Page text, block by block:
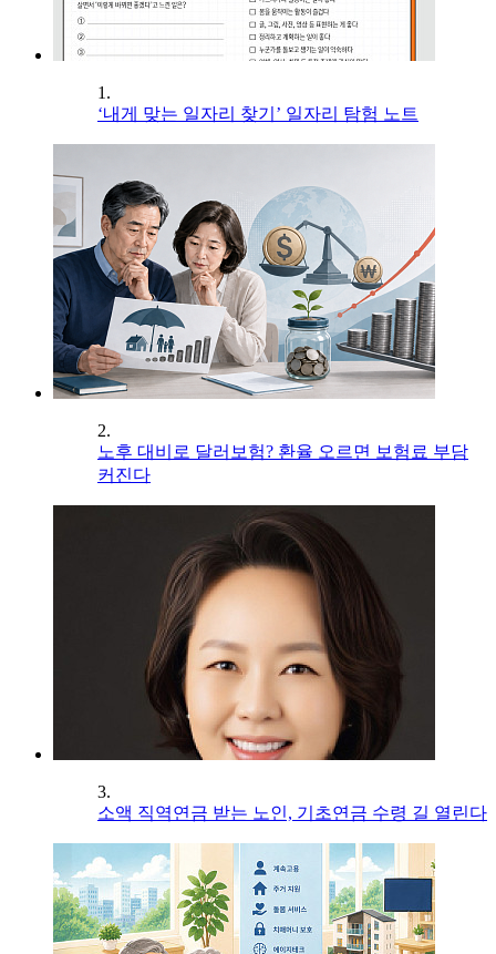
1.
‘내게 맞는 일자리 찾기’ 일자리 탐험 노트
2.
노후 대비로 달러보험? 환율 오르면 보험료 부담
커진다
3.
소액 직역연금 받는 노인, 기초연금 수령 길 열린다